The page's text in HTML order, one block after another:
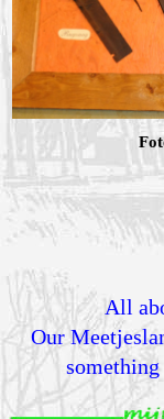
All
Our